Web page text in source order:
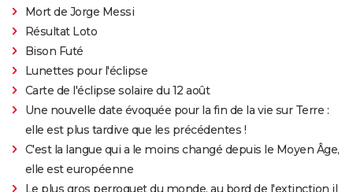
Mort de Jorge Messi
Résultat Loto
Bison Futé
Lunettes pour l'éclipse
Carte de l'éclipse solaire du 12 août
Une nouvelle date évoquée pour la fin de la vie sur Terre :
elle est plus tardive que les précédentes !
C'est la langue qui a le moins changé depuis le Moyen Âge,
elle est européenne
Le plus gros perroquet du monde, au bord de l'extinction il